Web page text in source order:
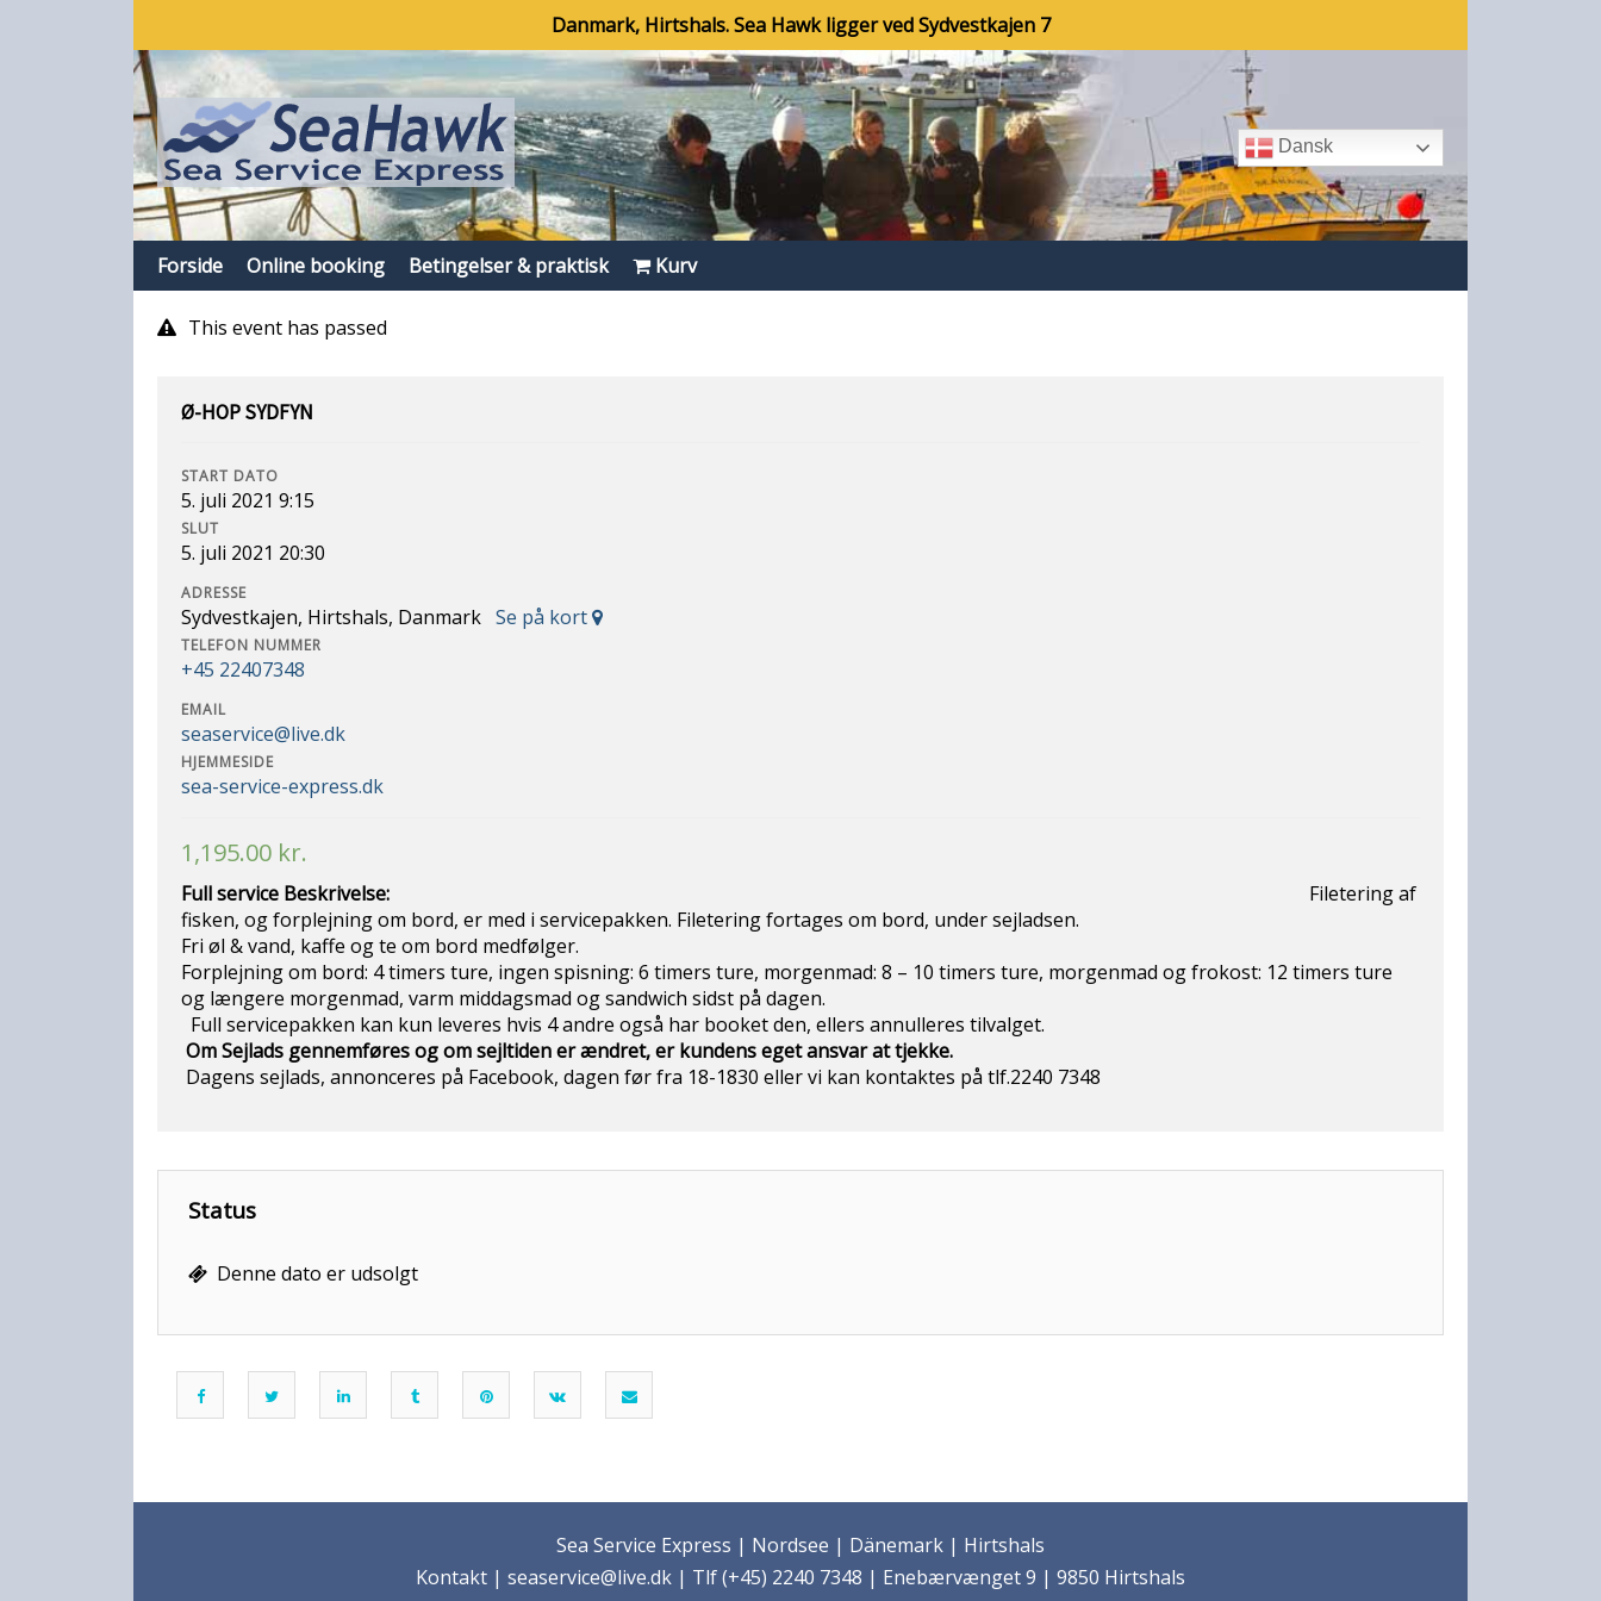
Danmark, Hirtshals. Sea Hawk ligger ved Sydvestkajen 7
Dansk
Forside Online booking Betingelser & praktisk Kurv
This event has passed
Ø-HOP SYDFYN
START DATO
5. juli 2021 9:15
SLUT
5. juli 2021 20:30
ADRESSE
Sydvestkajen, Hirtshals, Danmark Se på kort
TELEFON NUMMER
+45 22407348
EMAIL
seaservice@live.dk
HJEMMESIDE
sea-service-express.dk
1,195.00 kr.
Full service Beskrivelse: Filetering af
fisken, og forplejning om bord, er med i servicepakken. Filetering fortages om bord, under sejladsen.
Fri øl & vand, kaffe og te om bord medfølger.
Forplejning om bord: 4 timers ture, ingen spisning: 6 timers ture, morgenmad: 8 – 10 timers ture, morgenmad og frokost: 12 timers ture
og længere morgenmad, varm middagsmad og sandwich sidst på dagen.
Full servicepakken kan kun leveres hvis 4 andre også har booket den, ellers annulleres tilvalget.
Om Sejlads gennemføres og om sejltiden er ændret, er kundens eget ansvar attjekke.
Dagens sejlads, annonceres på Facebook, dagen før fra 18-1830 eller vi kan kontaktes på tlf.2240 7348
Status
Denne dato er udsolgt
Sea Service Express | Nordsee | Dänemark | Hirtshals
Kontakt | seaservice@live.dk | Tlf (+45) 2240 7348 | Enebærvænget 9 | 9850 Hirtshals